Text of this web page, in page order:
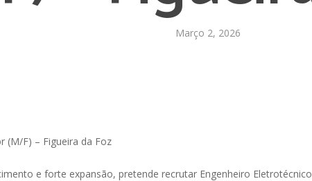
Março 2, 2026
(M/F) – Figueira da Foz
e forte expansão, pretende recrutar Engenheiro